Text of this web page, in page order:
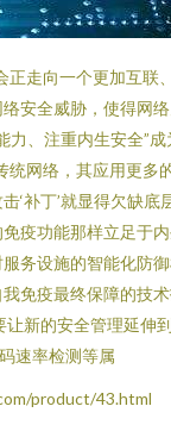
正走向一个更加互联
安全威胁，使得网
力、注重内生安全”成
统网络，其应用更多
‘补丁’就显得欠缺底
疫功能那样立足于
务设施的智能化防
免疫最终保障的技
让新的安全管理延伸
速率检测等属
product/43.html